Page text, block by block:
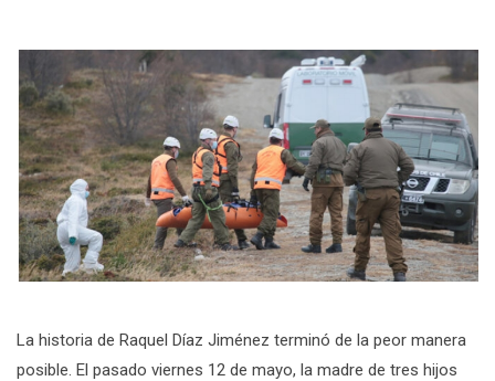
La historia de Raquel Díaz Jiménez terminó de la peor manera
posible. El pasado viernes 12 de mayo, la madre de tres hijos